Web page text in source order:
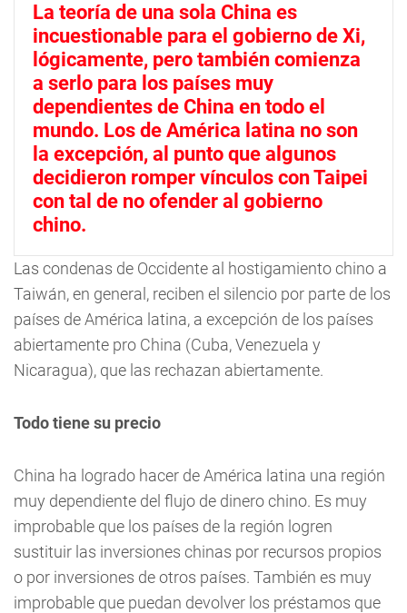
La teoría de una sola China es
incuestionable para el gobierno de Xi,
lógicamente, pero también comienza
a serlo para los países muy
dependientes de China en todo el
mundo. Los de América latina no son
la excepción, al punto que algunos
decidieron romper vínculos con Taipei
con tal de no ofender al gobierno
chino.
Las condenas de Occidente al hostigamiento chino a
Taiwán, en general, reciben el silencio por parte de los
países de América latina, a excepción de los países
abiertamente pro China (Cuba, Venezuela y
Nicaragua), que las rechazan abiertamente.
Todo tiene su precio
China ha logrado hacer de América latina una región
muy dependiente del flujo de dinero chino. Es muy
improbable que los países de la región logren
sustituir las inversiones chinas por recursos propios
o por inversiones de otros países. También es muy
improbable que puedan devolver los préstamos que